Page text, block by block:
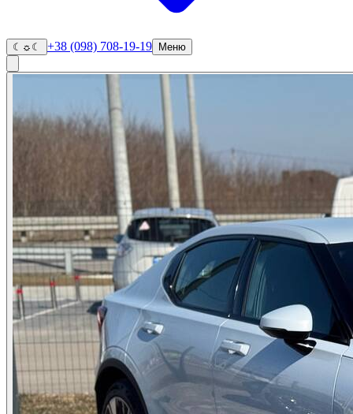
☾ ☼ ☾ +38 (098) 708-19-19 Меню